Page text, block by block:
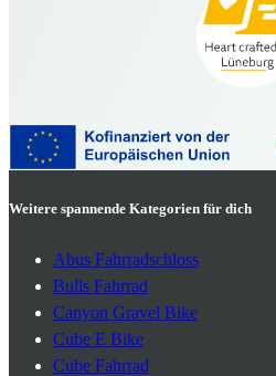
Weitere spannende Kategorien für dich
Abus Fahrradschloss
Bulls Fahrrad
Canyon Gravel Bike
Cube E Bike
Cube Fahrrad